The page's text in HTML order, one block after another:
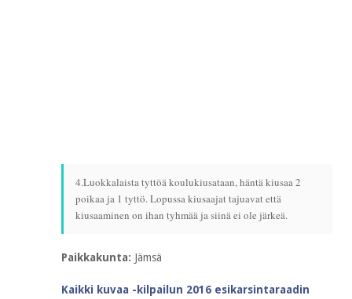
4.Luokkalaista tyttöä koulukiusataan, häntä kiusaa 2
poikaa ja 1 tyttö. Lopussa kiusaajat tajuavat että
kiusaaminen on ihan tyhmää ja siinä ei ole järkeä.
Paikkakunta: Jämsä
Kaikki kuvaa -kilpailun 2016 esikarsintaraadin